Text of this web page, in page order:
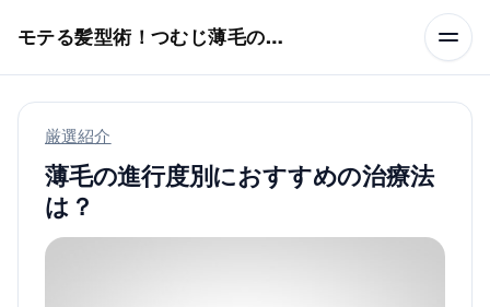
モテる髪型術！つむじ薄毛の隠し方
厳選紹介
薄毛の進行度別におすすめの治療法
は？